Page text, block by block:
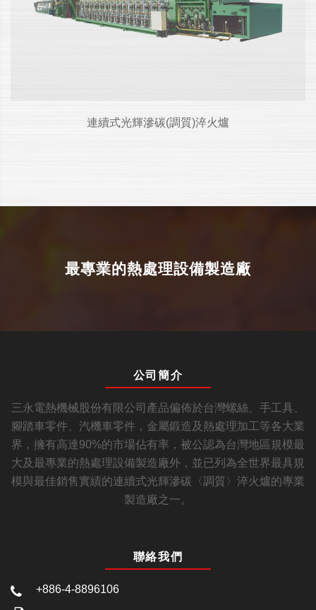
連續式光輝滲碳(調質)淬火爐
最專業的熱處理設備製造廠
公司簡介
三永電熱機械股份有限公司產品偏佈於台灣螺絲、手工具、
腳踏車零件、汽機車零件，金屬鍛造及熱處理加工等各大業
界，擁有高達90%的市場佔有率，被公認為台灣地區規模最
大及最專業的熱處理設備製造廠外，並已列為全世界最具規
模與最佳銷售實績的連續式光輝滲碳〈調質〉淬火爐的專業
製造廠之一。
聯絡我們
+886-4-8896106